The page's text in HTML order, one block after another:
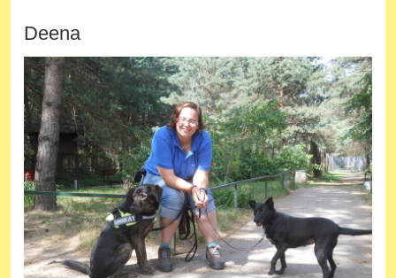
Deena